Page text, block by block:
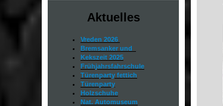
Aktuelles
Vreden 2026
Bremsanker und
Kekszeit 2025
Frühjahrsfahrschule
Türenparty fettich
Türenparty
Holzschuhe
Nat. Automuseum